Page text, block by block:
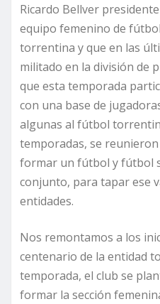
Ricardo Bellver
equipo femenino de
torrentina y que en las
militado en la división de
que esta temporada
con una base de
algunas al fútbol
temporadas, se
formar un fútbol y fútbol
conjunto, para tapar ese
entidades.
Nos remontamos a los
centenario de la entidad
temporada, el club se
formar la sección